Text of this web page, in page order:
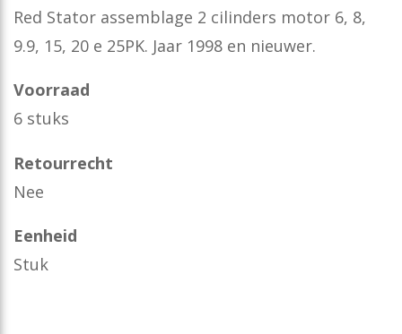
Red Stator assemblage 2 cilinders motor 6, 8,
9.9, 15, 20 e 25PK. Jaar 1998 en nieuwer.
Voorraad
6 stuks
Retourrecht
Nee
Eenheid
Stuk